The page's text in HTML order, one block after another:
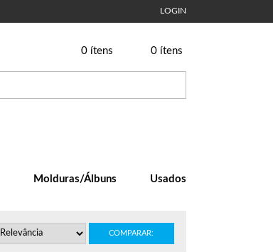
LOGIN
0 ítens 0 ítens
Molduras/Álbuns Usados
COMPARAR: